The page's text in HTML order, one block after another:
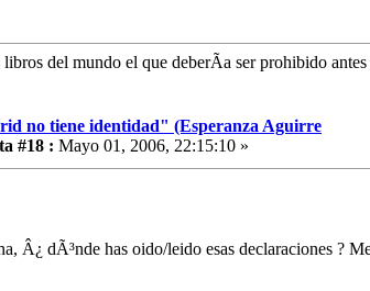
del mundo el que deberÃ­a ser prohibido
no tiene identidad" (Esperanza Aguirre
#18 : Mayo 01, 2006, 22:15:10 »
Â¿ dÃ³nde has oido/leido esas declaraciones ?